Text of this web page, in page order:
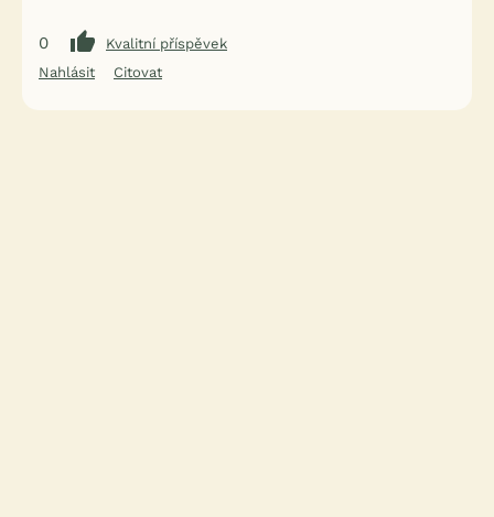
0
Kvalitní příspěvek
Nahlásit
Citovat